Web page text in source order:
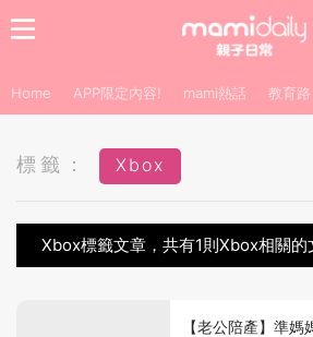
Home APP限定內容! mami熱話 教育路
標籤： Xbox
Xbox標籤文章，共有1則Xbox相關的
【老公陪產】準